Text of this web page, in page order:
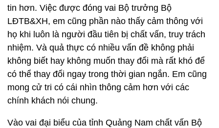
tin hơn. Việc được đóng vai Bộ trưởng Bộ
LĐTB&XH, em cũng phần nào thấy cảm thông với
họ khi luôn là người đầu tiên bị chất vấn, truy trách
nhiệm. Và quả thực có nhiều vấn đề không phải
không biết hay không muốn thay đổi mà rất khó để
có thể thay đổi ngay trong thời gian ngắn. Em cũng
mong cử tri có cái nhìn thông cảm hơn với các
chính khách nói chung.
Vào vai đại biểu của tỉnh Quảng Nam chất vấn Bộ